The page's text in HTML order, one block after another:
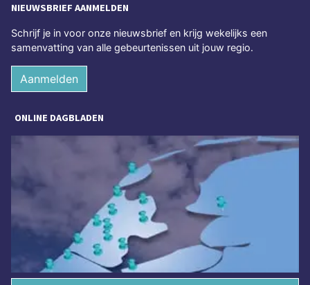
NIEUWSBRIEF AANMELDEN
Schrijf je in voor onze nieuwsbrief en krijg wekelijks een
samenvatting van alle gebeurtenissen uit jouw regio.
Aanmelden
ONLINE DAGBLADEN